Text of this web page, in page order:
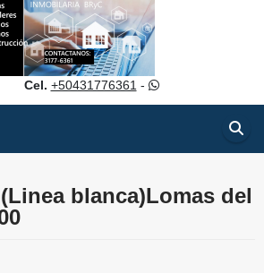
Cel. +50431776361 -
blanca)Lomas del